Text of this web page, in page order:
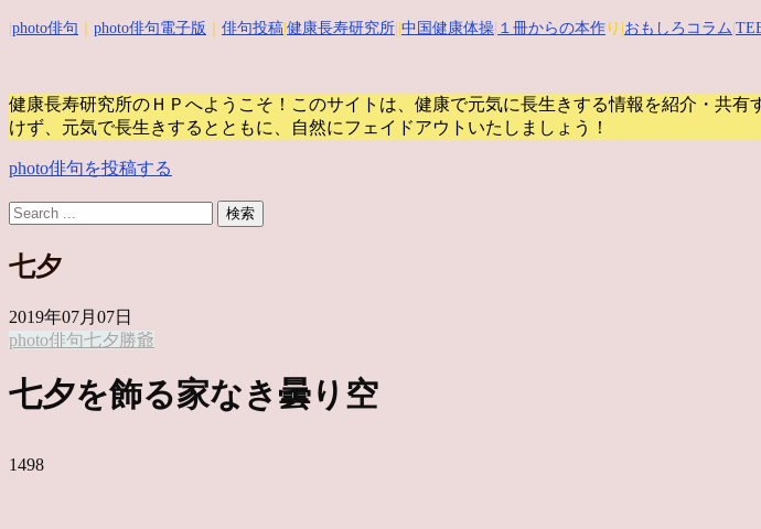
photo俳句 photo俳句電子版 俳句投稿 健康長寿研究所 中国健康体操 １冊からの本作 り| おもしろコラム
健康長寿研究所のＨＰへようこそ！このサイトは、健康で元気に長生きする情報を紹介・共有
けず、元気で長生きするとともに、自然にフェイドアウトいたしましょう！
photo俳句を投稿する
七夕
2019年07月07日
photo俳句七夕 勝爺
七夕を飾る家なき曇り空
1498